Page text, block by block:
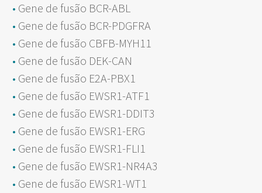
Gene de fusão BCR-ABL
Gene de fusão BCR-PDGFRA
Gene de fusão CBFB-MYH11
Gene de fusão DEK-CAN
Gene de fusão E2A-PBX1
Gene de fusão EWSR1-ATF1
Gene de fusão EWSR1-DDIT3
Gene de fusão EWSR1-ERG
Gene de fusão EWSR1-FLI1
Gene de fusão EWSR1-NR4A3
Gene de fusão EWSR1-WT1